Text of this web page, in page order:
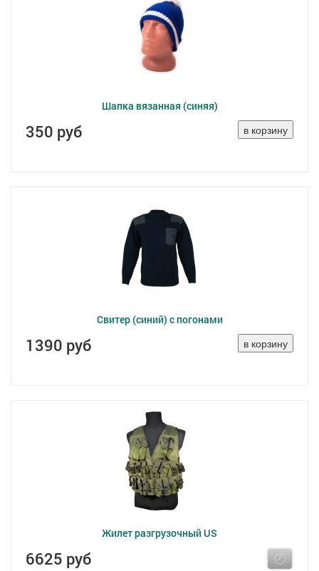
Шапка вязанная (синяя)
350 руб
Свитер (синий) с погонами
1390 руб
Жилет разгрузочный US
6625 руб